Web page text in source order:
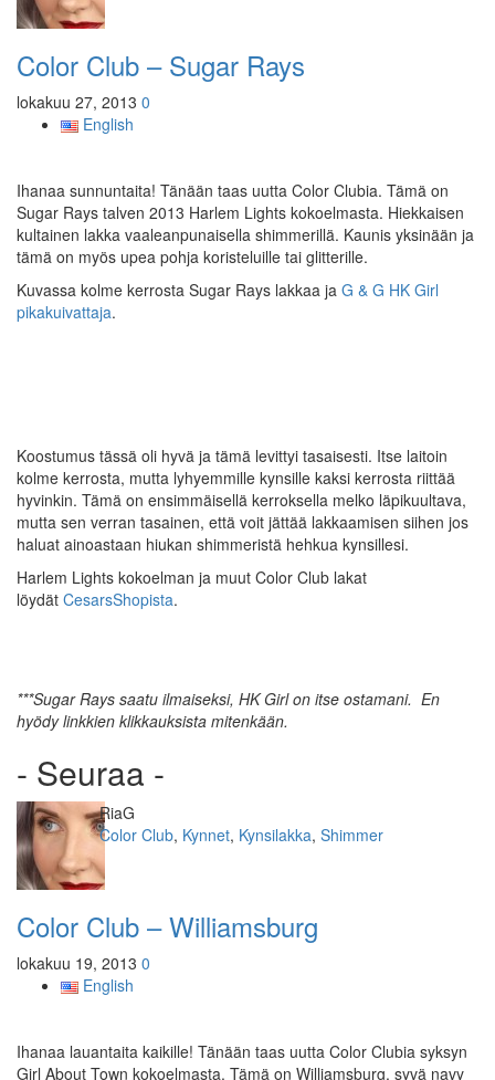
Color Club – Sugar Rays
lokakuu 27, 2013 0
English
Ihanaa sunnuntaita! Tänään taas uutta Color Clubia. Tämä on
Sugar Rays talven 2013 Harlem Lights kokoelmasta. Hiekkaisen
kultainen lakka vaaleanpunaisella shimmerillä. Kaunis yksinään ja
tämä on myös upea pohja koristeluille tai glitterille.
Kuvassa kolme kerrosta Sugar Rays lakkaa ja G & G HK Girl
pikakuivattaja.
Koostumus tässä oli hyvä ja tämä levittyi tasaisesti. Itse laitoin
kolme kerrosta, mutta lyhyemmille kynsille kaksi kerrosta riittää
hyvinkin. Tämä on ensimmäisellä kerroksella melko läpikuultava,
mutta sen verran tasainen, että voit jättää lakkaamisen siihen jos
haluat ainoastaan hiukan shimmeristä hehkua kynsillesi.
Harlem Lights kokoelman ja muut Color Club lakat
löydät CesarsShopista.
***Sugar Rays saatu ilmaiseksi, HK Girl on itse ostamani. En
hyödy linkkien klikkauksista mitenkään.
- Seuraa -
Kirjoittaja
RiaG
Kategoriat
Color Club, Kynnet, Kynsilakka, Shimmer
Color Club – Williamsburg
lokakuu 19, 2013 0
English
Ihanaa lauantaita kaikille! Tänään taas uutta Color Clubia syksyn
Girl About Town kokoelmasta. Tämä on Williamsburg, syvä navy